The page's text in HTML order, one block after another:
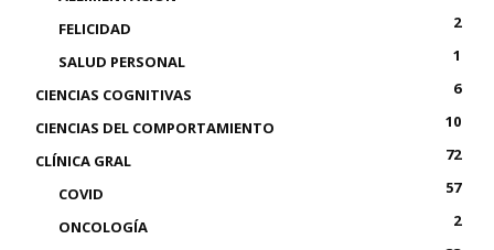
FELICIDAD
2
SALUD PERSONAL
1
CIENCIAS COGNITIVAS
6
CIENCIAS DEL COMPORTAMIENTO
10
CLÍNICA GRAL
72
COVID
57
ONCOLOGÍA
2